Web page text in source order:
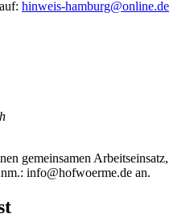
hinweis-hamburg@online.de
gemeinsamen Arbeitseinsatz,
info@hofwoerme.de an.